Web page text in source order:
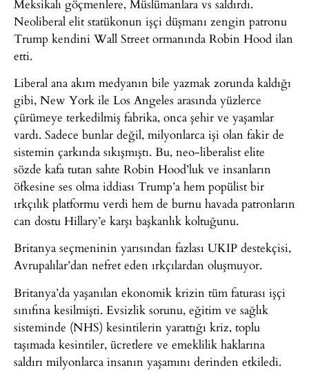
Meksikalı göçmenlere, Müslümanlara vs saldırdı.
Neoliberal elit statükonun işçi düşmanı zengin patronu
Trump kendini Wall Street ormanında Robin Hood ilan
etti.
Liberal ana akım medyanın bile yazmak zorunda kaldığı
gibi, New York ile Los Angeles arasında yüzlerce
çürümeye terkedilmiş fabrika, onca şehir ve yaşamlar
vardı. Sadece bunlar değil, milyonlarca işi olan fakir de
sistemin çarkında sıkışmıştı. Bu, neo-liberalist elite
sözde kafa tutan sahte Robin Hood’luk ve insanların
öfkesine ses olma iddiası Trump’a hem popülist bir
ırkçılık platformu verdi hem de burnu havada patronların
can dostu Hillary’e karşı başkanlık koltuğunu.
Britanya seçmeninin yarısından fazlası UKIP destekçisi,
Avrupalılar’dan nefret eden ırkçılardan oluşmuyor.
Britanya’da yaşanılan ekonomik krizin tüm faturası işçi
sınıfına kesilmişti. Evsizlik sorunu, eğitim ve sağlık
sisteminde (NHS) kesintilerin yarattığı kriz, toplu
taşımada kesintiler, ücretlere ve emeklilik haklarına
saldırı milyonlarca insanın yaşamını derinden etkiledi.